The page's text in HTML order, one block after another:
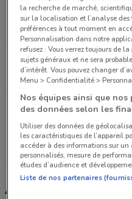
19 avenue Guibert
3 km
FERMÉ
30 Rue de la Ronce
4.4 km
FERMÉ
1383 avenue Roger
Autres catalogues à
la recherche de marché,
sur la localisation et l’analyse
préférences à tout moment en
Personnalisation dans notre
refusez : Vous verrez toujours de
sujets généraux et ne sera
d’intérêt. Vous pouvez changer
Menu > Confidentialité >
Nos équipes ainsi que
des données selon les
Utiliser des données de
les caractéristiques de l’appareil
accéder à des informations sur
personnalisés, mesure de
études d’audience et
Liste de nos partenaires